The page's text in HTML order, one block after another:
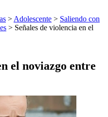
> Adolescente > Saliendo con
> Señales de violencia en el
el noviazgo entre